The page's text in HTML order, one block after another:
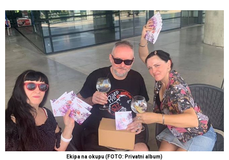
Ekipa na okupu (FOTO: Privatni album)